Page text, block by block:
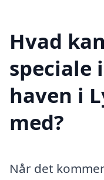
Hvad
speciale
haven i
med?
Når det